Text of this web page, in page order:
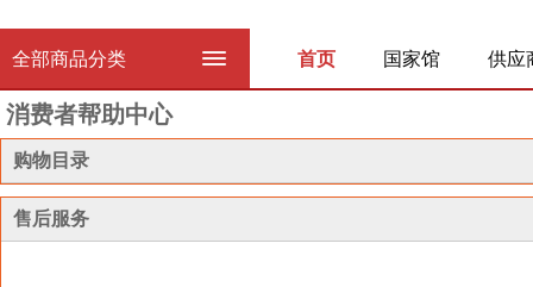
首页 国家馆 供应
全部商品分类
消费者帮助中心
购物目录
售后服务